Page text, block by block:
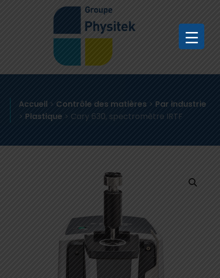
Accueil > Contrôle des matières > Par industrie
> Plastique > Cary 630, spectromètre IRTF